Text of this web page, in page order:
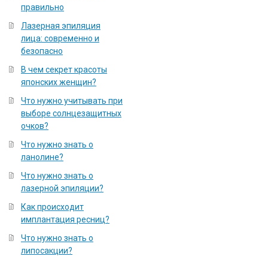
правильно
Лазерная эпиляция
лица: современно и
безопасно
В чем секрет красоты
японских женщин?
Что нужно учитывать при
выборе солнцезащитных
очков?
Что нужно знать о
ланолине?
Что нужно знать о
лазерной эпиляции?
Как происходит
имплантация ресниц?
Что нужно знать о
липосакции?